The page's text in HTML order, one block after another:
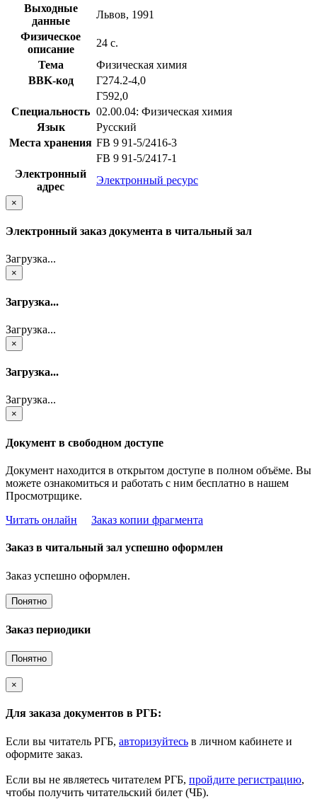
Выходные
данные
Львов, 1991
Физическое
описание
24 с.
Тема
Физическая химия
BBK-код
Г274.2-4,0
Г592,0
Специальность 02.00.04: Физическая химия
Язык
Русский
Места хранения FB 9 91-5/2416-3
FB 9 91-5/2417-1
Электронный
адрес
Электронный ресурс
×
Электронный заказ документа в читальный зал
Загрузка...
×
Загрузка...
Загрузка...
×
Загрузка...
Загрузка...
×
Документ в свободном доступе
Документ находится в открытом доступе в полном объёме. Вы
можете ознакомиться и работать с ним бесплатно в нашем
Просмотрщике.
Читать онлайн
Заказ копии фрагмента
Заказ в читальный зал успешно оформлен
Заказ успешно оформлен.
Понятно
Заказ периодики
Понятно
×
Для заказа документов в РГБ:
Если вы читатель РГБ, авторизуйтесь в личном кабинете и
оформите заказ.
Если вы не являетесь читателем РГБ, пройдите регистрацию,
чтобы получить читательский билет (ЧБ).